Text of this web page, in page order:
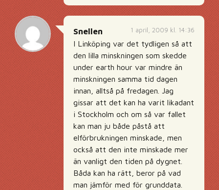
1 april, 2009 kl. 14:36
Snellen
I Linköping var det tydligen så att
den lilla minskningen som skedde
under earth hour var mindre än
minskningen samma tid dagen
innan, alltså på fredagen. Jag
gissar att det kan ha varit likadant
i Stockholm och om så var fallet
kan man ju både påstå att
elförbrukningen minskade, men
också att den inte minskade mer
än vanligt den tiden på dygnet.
Båda kan ha rätt, beror på vad
man jämför med för grunddata.